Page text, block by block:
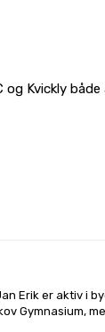
Kvickly
Erik er aktiv i
Gymnasium,